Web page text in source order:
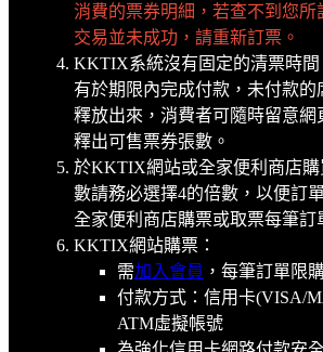
消費的票券明細，若查不到您所
交易並未成功，請重新訂票。
KKTIX系統沒有固定的清票時間
有於期限內完成付款，未付款的
釋放出來，消費者可隨時留意網
釋出可售票券張數。
於KKTIX網站或全家便利商店
數請務必選擇4的倍數，以便訂
全家便利商店購票或取票每筆訂
KKTIX網站購票：
需加入會員 ，每筆訂單限
付款方式：信用卡(VISA/
ATM虛擬帳號